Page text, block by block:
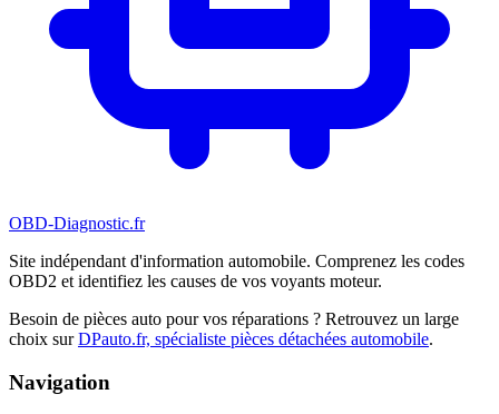
OBD-Diagnostic.fr
Site indépendant d'information automobile. Comprenez les codes
OBD2 et identifiez les causes de vos voyants moteur.
Besoin de pièces auto pour vos réparations ? Retrouvez un large
choix sur DPauto.fr, spécialiste pièces détachées automobile.
Navigation